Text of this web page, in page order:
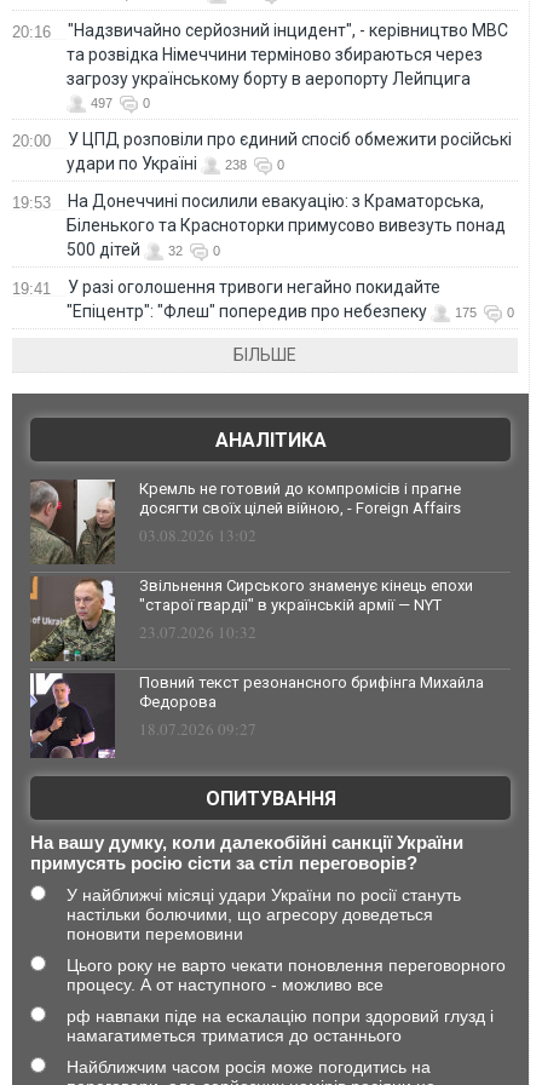
20:16
"Надзвичайно серйозний інцидент", - керівництво МВС
та розвідка Німеччини терміново збираються через
загрозу українському борту в аеропорту Лейпцига
497 0
20:00
У ЦПД розповіли про єдиний спосіб обмежити російські
удари по Україні
238 0
19:53
На Донеччині посилили евакуацію: з Краматорська,
Біленького та Красноторки примусово вивезуть понад
500 дітей
32 0
19:41
У разі оголошення тривоги негайно покидайте
"Епіцентр": "Флеш" попередив про небезпеку
175 0
БІЛЬШЕ
АНАЛІТИКА
Кремль не готовий до компромісів і прагне
досягти своїх цілей війною, - Foreign Affairs
03.08.2026 13:02
Звільнення Сирського знаменує кінець епохи
"старої гвардії" в українській армії — NYT
23.07.2026 10:32
Повний текст резонансного брифінга Михайла
Федорова
18.07.2026 09:27
ОПИТУВАННЯ
На вашу думку, коли далекобійні санкції України
примусять росію сісти за стіл переговорів?
У найближчі місяці удари України по росії стануть
настільки болючими, що агресору доведеться
поновити перемовини
Цього року не варто чекати поновлення переговорного
процесу. А от наступного - можливо все
рф навпаки піде на ескалацію попри здоровий глузд і
намагатиметься триматися до останнього
Найближчим часом росія може погодитись на